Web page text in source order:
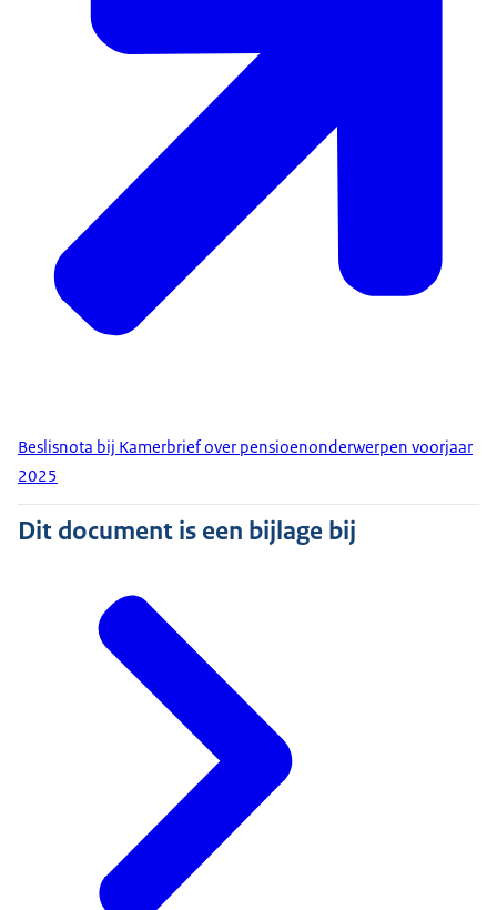
Beslisnota bij Kamerbrief over pensioenonderwerpen voorjaar
2025
Dit document is een bijlage bij